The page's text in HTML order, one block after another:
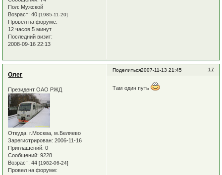
Пол: Мужской
Возраст: 40[1985-11-20]
Провел на форуме:
12 часов 5 минут
Последний визит:
2008-09-16 22:13
Поделиться 17
2007-11-13 21:45
Олег
Президент ОАО РЖД
Откуда: г.Москва, м.Беляево
Зарегистрирован: 2006-11-16
Приглашений: 0
Сообщений: 9228
Возраст: 44[1982-06-24]
Провел на форуме:
Там один путь